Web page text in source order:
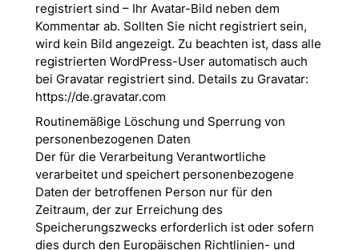
registriert sind – Ihr Avatar-Bild neben dem
Kommentar ab. Sollten Sie nicht registriert sein,
wird kein Bild angezeigt. Zu beachten ist, dass alle
registrierten WordPress-User automatisch auch
bei Gravatar registriert sind. Details zu Gravatar:
https://de.gravatar.com
Routinemäßige Löschung und Sperrung von
personenbezogenen Daten
Der für die Verarbeitung Verantwortliche
verarbeitet und speichert personenbezogene
Daten der betroffenen Person nur für den
Zeitraum, der zur Erreichung des
Speicherungszwecks erforderlich ist oder sofern
dies durch den Europäischen Richtlinien- und